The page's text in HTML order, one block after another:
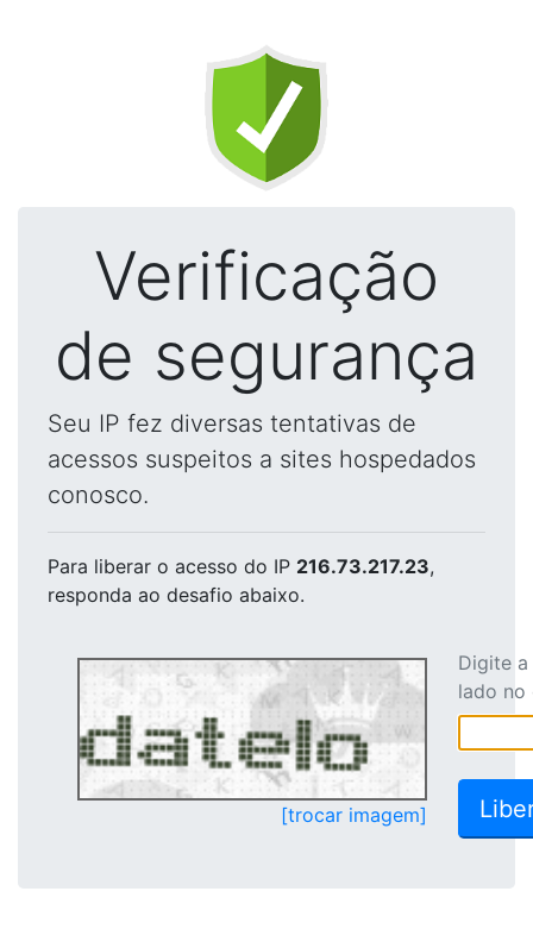
Verificação
de segurança
Seu IP fez diversas tentativas de
acessos suspeitos a sites hospedados
conosco.
Para liberar o acesso do IP 216.73.217.23,
responda ao desafio abaixo.
[trocar imagem]
Digite
lado no